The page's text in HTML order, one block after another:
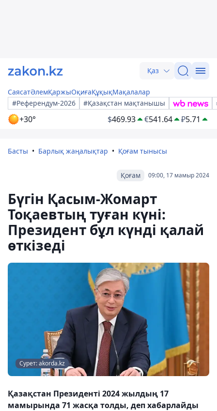
Қаз
СаясатӘлемҚаржыОқиғаҚұқықМақалалар
#Референдум-2026
#Қазақстан мақтанышы
+30° $469.93 €541.64 ₽5.71
Басты Барлық жаңалықтар Қоғам тынысы
09:00, 17 мамыр 2024
Қоғам
Бүгін Қасым-Жомарт
Тоқаевтың туған күні:
Президент бұл күнді қалай
өткізеді
Сурет: akorda.kz
Қазақстан Президенті 2024 жылдың 17
мамырында 71 жасқа толды, деп хабарлайды